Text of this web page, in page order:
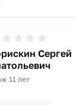
Сергей
11 лет